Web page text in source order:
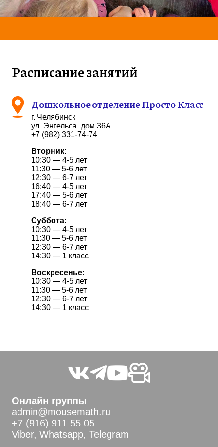
Расписание занятий
Дошкольное отделение Просто Класс
г. Челябинск
ул. Энгельса, дом 36А
+7 (982) 331-74-74
Вторник:
10:30 — 4-5 лет
11:30 — 5-6 лет
12:30 — 6-7 лет
16:40 — 4-5 лет
17:40 — 5-6 лет
18:40 — 6-7 лет
Суббота:
10:30 — 4-5 лет
11:30 — 5-6 лет
12:30 — 6-7 лет
14:30 — 1 класс
Воскресенье:
10:30 — 4-5 лет
11:30 — 5-6 лет
12:30 — 6-7 лет
14:30 — 1 класс
Онлайн группы
admin@mousemath.ru
+7 (916) 911 55 05
Viber, Whatsapp, Telegram